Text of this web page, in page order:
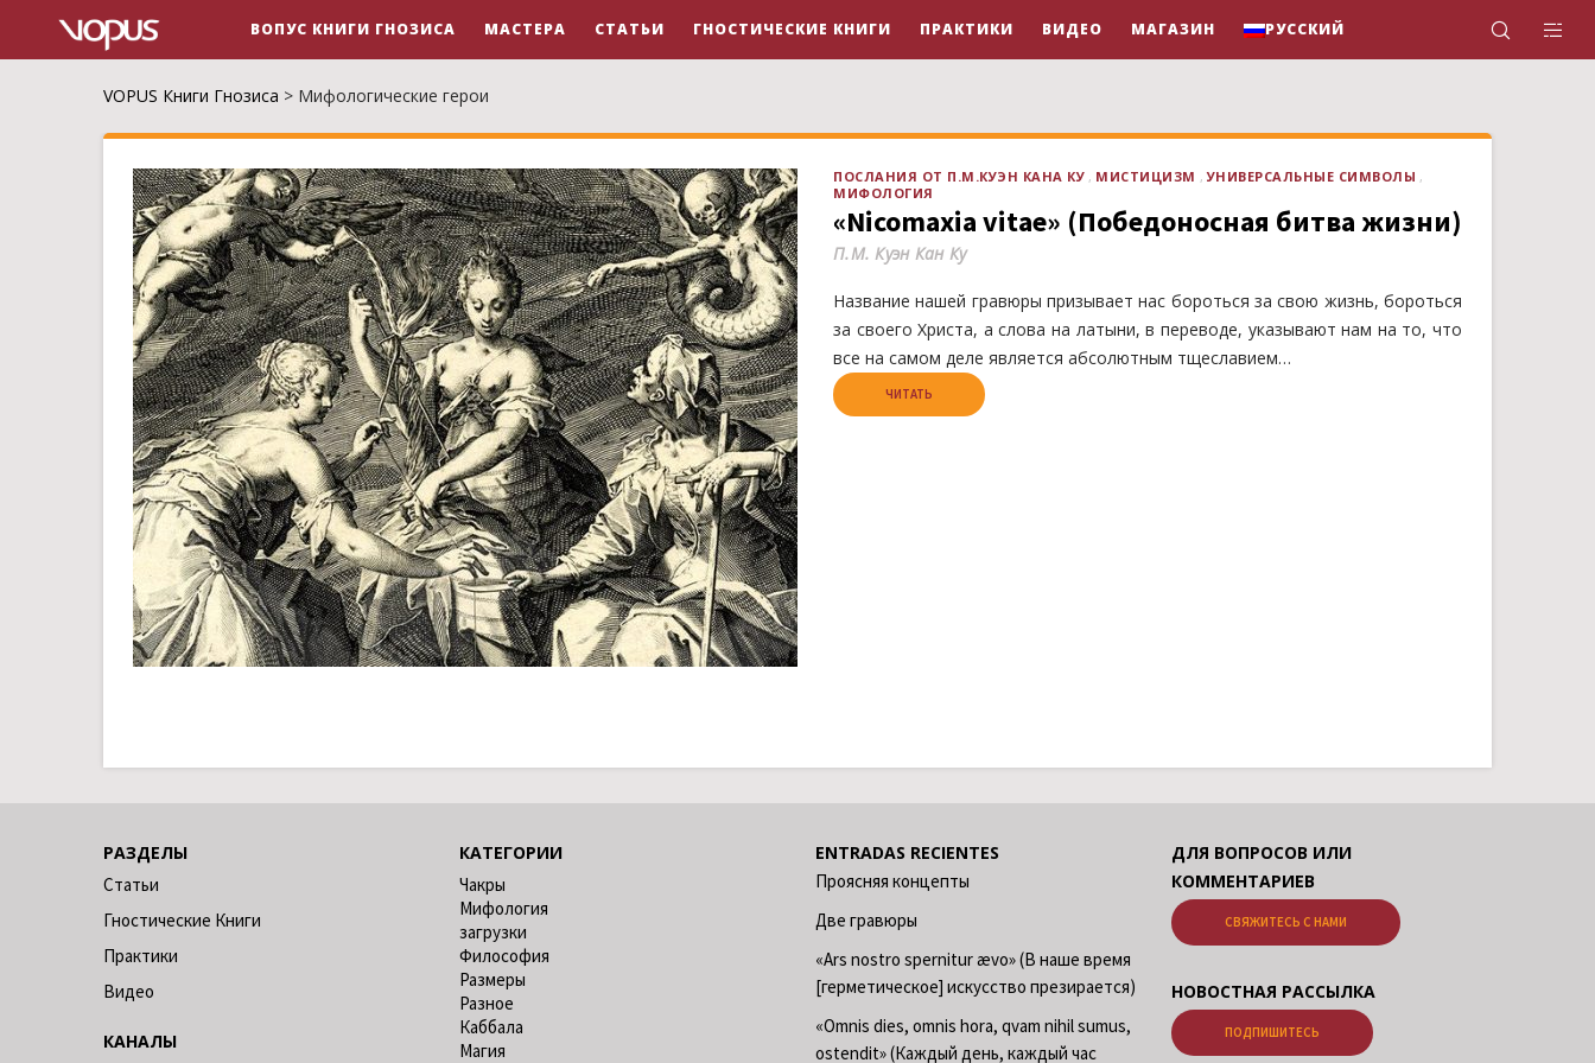
ВОПУС КНИГИ ГНОЗИСА МАСТЕРА СТАТЬИ ГНОСТИЧЕСКИЕ КНИГИ ПРАКТИКИ ВИДЕО МАГАЗИН РУССКИЙ
VOPUS Книги Гнозиса > Мифологические герои
ПОСЛАНИЯ ОТ П.М.КУЭН КАНА КУ МИСТИЦИЗМ
УНИВЕРСАЛЬНЫЕ СИМВОЛЫ
МИФОЛОГИЯ
«Nicomaxia vitae» (Победоносная битва жизни)
П.М. Куэн Кан Ку
Название нашей гравюры призывает нас бороться за свою жизнь, бороться
за своего Христа, а слова на латыни, в переводе, указывают нам на то, что
все на самом деле является абсолютным тщеславием…
ЧИТАТЬ
РАЗДЕЛЫ
Статьи
Гностические Книги
Практики
Видео
КАНАЛЫ
КАТЕГОРИИ
Чакры
Мифология
загрузки
Философия
Размеры
Разное
Каббала
Магия
ENTRADAS RECIENTES
Проясняя концепты
Две гравюры
«Ars nostro spernitur ævo» (В наше время
[герметическое] искусство презирается)
«Omnis dies, omnis hora, qvam nihil sumus,
ostendit» (Каждый день, каждый час
ДЛЯ ВОПРОСОВ ИЛИ
КОММЕНТАРИЕВ
СВЯЖИТЕСЬ С НАМИ
НОВОСТНАЯ РАССЫЛКА
ПОДПИШИТЕСЬ